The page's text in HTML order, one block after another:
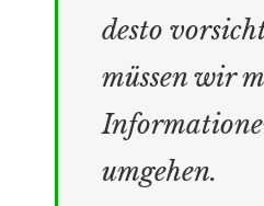
desto
müssen wir
umgehen.